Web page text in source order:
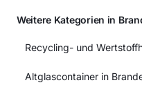
Weitere Kategorien in
Recycling- und
Altglascontainer in